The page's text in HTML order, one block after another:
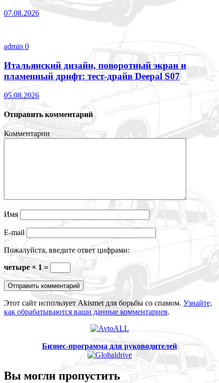
07.08.2026
admin 0
Итальянский дизайн, поворотный экран и
пламенный дрифт: тест-драйв Deepal S07
05.08.2026
Отправить комментарий
Комментарии
Имя
E-mail
Пожалуйста, введите ответ цифрами:
четыре × 1 =
Этот сайт использует Akismet для борьбы со спамом. Узнайте,
как обрабатываются ваши данные комментариев.
Бизнес-программа для руководителей
Вы могли пропустить